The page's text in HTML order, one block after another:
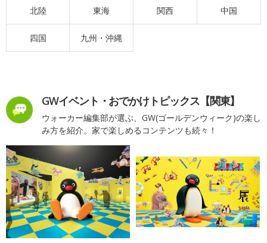
北陸 東海 関西 中国
四国 九州・沖縄
GWイベント・おでかけトピックス【関東】
ウォーカー編集部が選ぶ、GW(ゴールデンウィーク)の楽し
み方を紹介。家で楽しめるコンテンツも続々！